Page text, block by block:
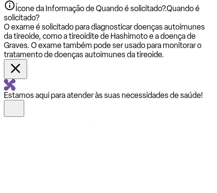
Ícone da Informação de Quando é solicitado?.Quando é
solicitado?
O exame é solicitado para diagnosticar doenças autoimunes
da tireoide, como a tireoidite de Hashimoto e a doença de
Graves. O exame também pode ser usado para monitorar o
tratamento de doenças autoimunes da tireoide.
Estamos aqui para atender às suas necessidades de saúde!